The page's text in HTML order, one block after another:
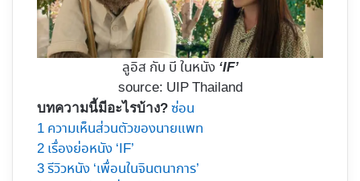
ลูอิส กับ บี ในหนัง ‘IF’
source: UIP Thailand
บทความนี้มีอะไรบ้าง? ซ่อน
1 ความเห็นส่วนตัวของนายแพท
2 เรื่องย่อหนัง ‘IF’
3รีวิวหนัง ‘เพื่อนในจินตนาการ’